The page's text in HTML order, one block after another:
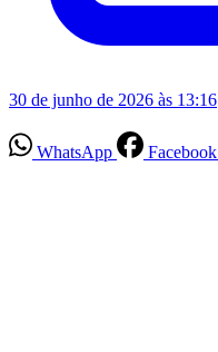
30 de junho de 2026 às 13:16
WhatsApp Facebook